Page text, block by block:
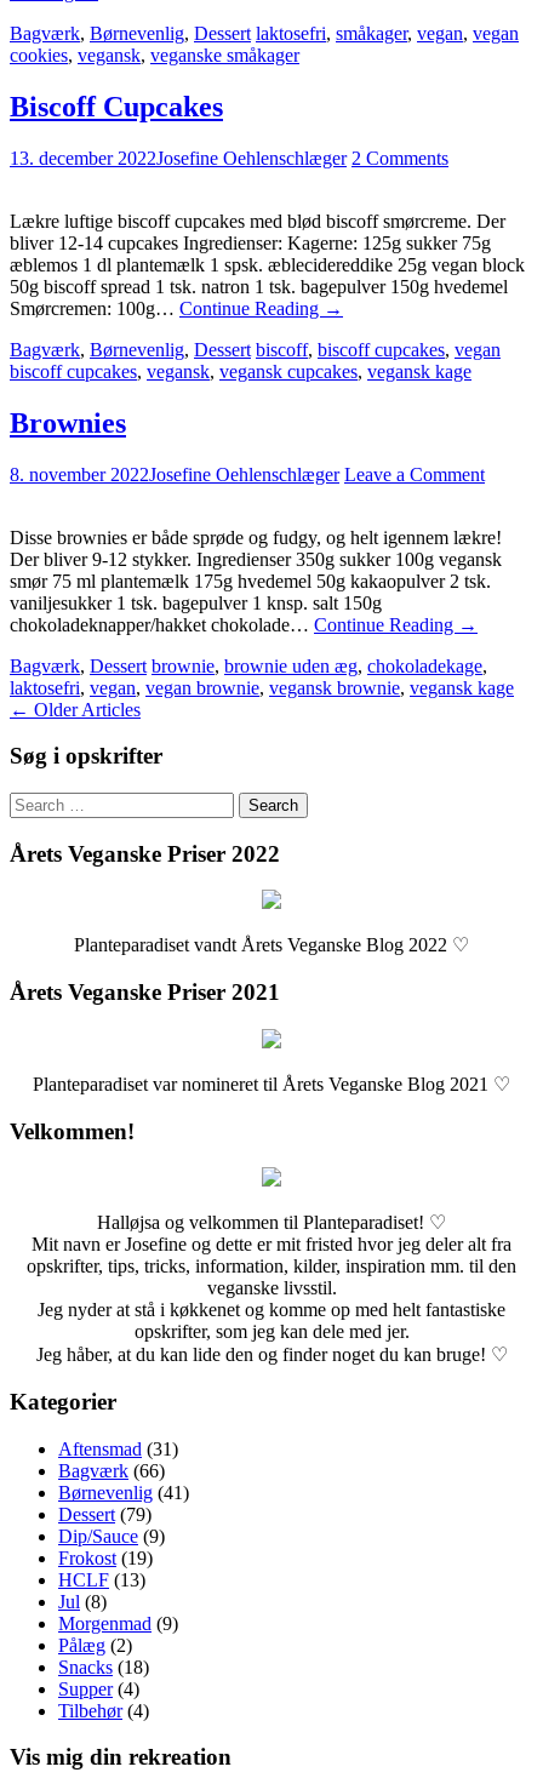
Bagværk, Børnevenlig, Dessert laktosefri, småkager, vegan, vegan
cookies, vegansk, veganske småkager
Biscoff Cupcakes
13. december 2022Josefine Oehlenschlæger 2 Comments
Lækre luftige biscoff cupcakes med blød biscoff smørcreme. Der
bliver 12-14 cupcakes Ingredienser: Kagerne: 125g sukker 75g
æblemos 1 dl plantemælk 1 spsk. æblecidereddike 25g vegan block
50g biscoff spread 1 tsk. natron 1 tsk. bagepulver 150g hvedemel
Smørcremen: 100g… Continue Reading →
Bagværk, Børnevenlig, Dessert biscoff, biscoff cupcakes, vegan
biscoff cupcakes, vegansk, vegansk cupcakes, vegansk kage
Brownies
8. november 2022Josefine Oehlenschlæger Leave a Comment
Disse brownies er både sprøde og fudgy, og helt igennem lækre!
Der bliver 9-12 stykker. Ingredienser 350g sukker 100g vegansk
smør 75 ml plantemælk 175g hvedemel 50g kakaopulver 2 tsk.
vaniljesukker 1 tsk. bagepulver 1 knsp. salt 150g
chokoladeknapper/hakket chokolade… Continue Reading →
Bagværk, Dessert brownie, brownie uden æg, chokoladekage,
laktosefri, vegan, vegan brownie, vegansk brownie, vegansk kage
Post
navigation
← Older Articles
Søg i opskrifter
Search
for:
Årets Veganske Priser 2022
Planteparadiset vandt Årets Veganske Blog 2022 ♡
Årets Veganske Priser 2021
Planteparadiset var nomineret til Årets Veganske Blog 2021 ♡
Velkommen!
Halløjsa og velkommen til Planteparadiset! ♡
Mit navn er Josefine og dette er mit fristed hvor jeg deler alt fra
opskrifter, tips, tricks, information, kilder, inspiration mm. til den
veganske livsstil.
Jeg nyder at stå i køkkenet og komme op med helt fantastiske
opskrifter, som jeg kan dele med jer.
Jeg håber, at du kan lide den og finder noget du kan bruge! ♡
Kategorier
Aftensmad (31)
Bagværk (66)
Børnevenlig (41)
Dessert (79)
Dip/Sauce (9)
Frokost (19)
HCLF (13)
Jul (8)
Morgenmad (9)
Pålæg (2)
Snacks (18)
Supper(4)
Tilbehør(4)
Vis mig din rekreation